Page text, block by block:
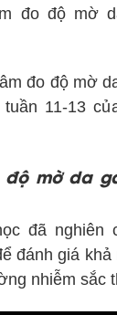
đo độ mờ
đo độ mờ
11-13
mờ da
đã nghiên
đánh giá
nhiễm sắc